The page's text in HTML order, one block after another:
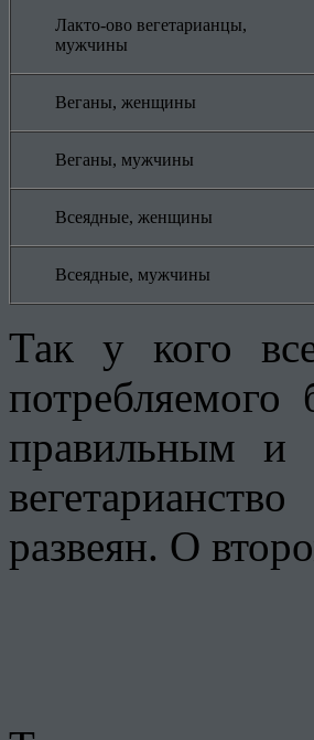
Лакто-ово вегетарианцы,
мужчины
Веганы, женщины
Веганы, мужчины
Всеядные, женщины
Всеядные, мужчины
Так у кого
правильным и
развеян. О